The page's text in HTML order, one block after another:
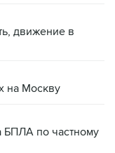
движение в
на Москву
БПЛА по частному